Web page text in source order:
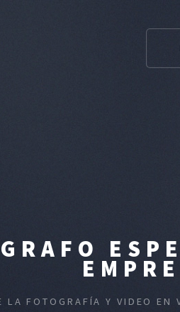
LA FOTOGRAFÍA Y VIDEO